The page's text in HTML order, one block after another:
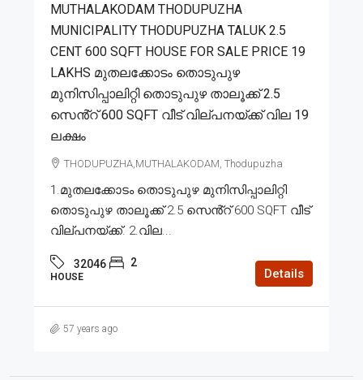
MUTHALAKODAM THODUPUZHA
MUNICIPALITY THODUPUZHA TALUK 2.5
CENT 600 SQFT HOUSE FOR SALE PRICE 19
LAKHS മുതലക്കോടം തൊടുപുഴ
മുനിസിപ്പാലിറ്റി തൊടുപുഴ താലൂക്ക് 2.5
സെൻ്റ് 600 SQFT വീട് വില്പനയ്ക്ക് വില 19
ലക്ഷം
THODUPUZHA,MUTHALAKODAM, Thodupuzha
1.മുതലക്കോടം തൊടുപുഴ മുനിസിപ്പാലിറ്റി
തൊടുപുഴ താലൂക്ക് 2.5 സെൻ്റ് 600 SQFT വീട്
വില്പനയ്ക്ക്. 2.വില...
32046 2
HOUSE Details
57 years ago